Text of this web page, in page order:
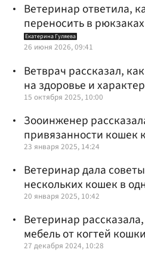
Ветеринар ответила,
переносить в рюкзаках
Екатерина Гуляева
26 июня 2026, 09:41
Ветврач рассказал,
на здоровье и
15 октября 2025, 10:00
Зооинженер
привязанности кошек
23 января 2025, 14:24
Ветеринар дала
нескольких кошек в
20 января 2025, 10:42
Ветеринар
мебель от когтей кошки
27 декабря 2024, 10:28